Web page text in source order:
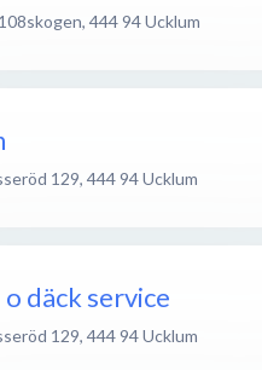
, 444 94Ucklum
129, 444 94Ucklum
däck service
129, 444 94Ucklum